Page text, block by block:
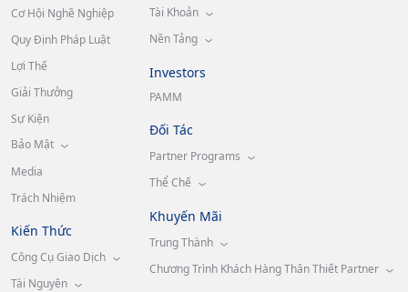
Cơ Hội Nghề Nghiệp
Quy Định Pháp Luật
Lợi Thế
Giải Thưởng
Sự Kiện
Bảo Mật
Media
Trách Nhiệm
Kiến Thức
Công Cụ Giao Dịch
Tài Nguyên
Tài Khoản
Nền Tảng
Investors
PAMM
Đối Tác
Partner Programs
Thể Chế
Khuyến Mãi
Trung Thành
Chương Trình Khách Hàng Thân Thiết Partner